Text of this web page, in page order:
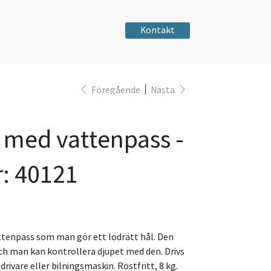
Kontakt
Föregående Nästa
vattenpass -
40121
som man gör ett lodrätt hål. Den
man kan kontrollera djupet med den. Drivs
eller bilningsmaskin. Rostfritt, 8 kg.